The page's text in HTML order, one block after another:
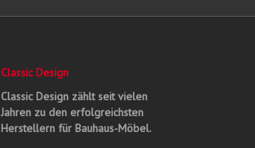
Classic Design
Classic Design zählt seit vielen
Jahren zu den erfolgreichsten
Herstellern für Bauhaus-Möbel.